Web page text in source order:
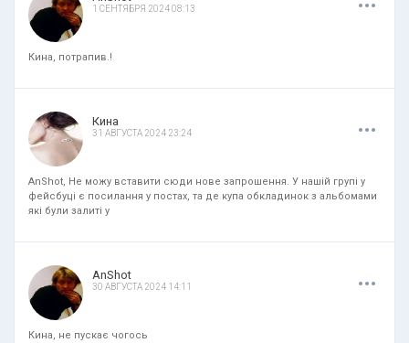
1 СЕНТЯБРЯ 2024 08:13
Кина, потрапив.!
Кина
31 АВГУСТА 2024 23:24 ...
AnShot, Не можу вставити сюди нове запрошення. У нашій групі у
фейсбуці є посилання у постах, та де купа обкладинок з альбомами
які були залиті у
AnShot
30 АВГУСТА 2024 14:11 ...
Кина, не пускає чогось